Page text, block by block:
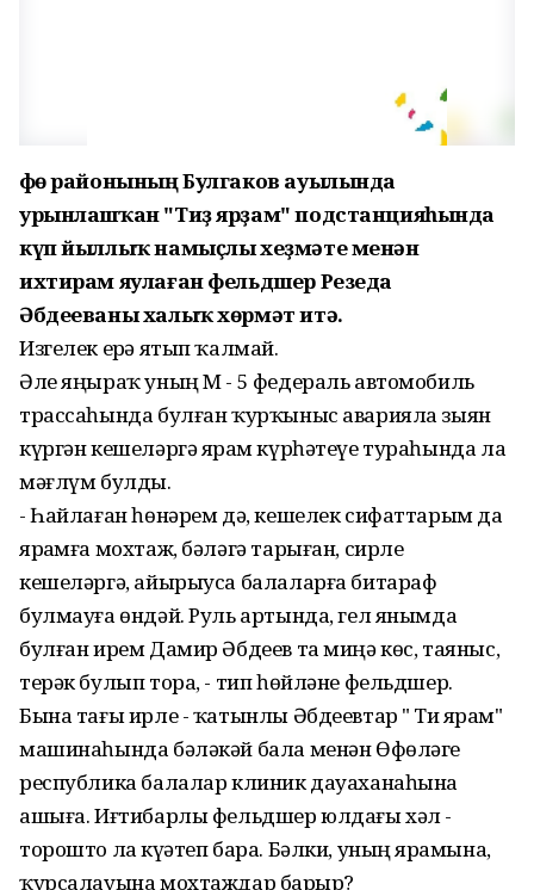
Өфө районының Булгаков ауылында
урынлашҡан "Тиҙ ярҙам" подстанцияһында
күп йыллыҡ намыҫлы хеҙмәте менән
ихтирам яулаған фельдшер Резеда
Әбдееваны халыҡ хөрмәт итә.
Изгелек ерҙә ятып ҡалмай.
Әле яңыраҡ уның М - 5 федераль автомобиль
трассаһында булған ҡурҡыныс аварияла зыян
күргән кешеләргә ярҙам күрһәтеүе тураһында ла
мәғлүм булды.
- Һайлаған һөнәрем дә, кешелек сифаттарым да
ярҙамға мохтаж, бәләгә тарыған, сирле
кешеләргә, айырыуса балаларға битараф
булмауға өндәй. Руль артында, гел янымда
булған ирем Дамир Әбдеев та миңә көс, таяныс,
терәк булып тора, - тип һөйләне фельдшер.
Бына тағы ирле - ҡатынлы Әбдеевтар " Тиҙ ярҙам"
машинаһында бәләкәй бала менән Өфөләге
республика балалар клиник дауаханаһына
ашыға. Иғтибарлы фельдшер юлдағы хәл -
торошто ла күҙәтеп бара. Бәлки, уның ярҙамына,
ҡурсалауына мохтаждар барҙыр?